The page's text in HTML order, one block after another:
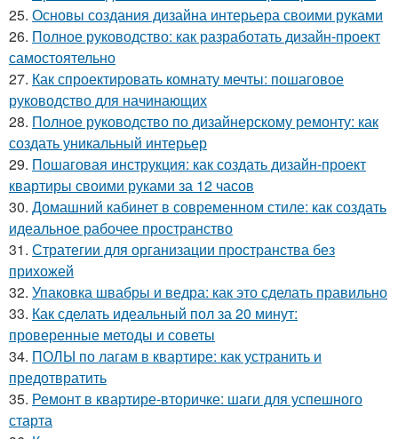
25. Основы создания дизайна интерьера своими руками
26. Полное руководство: как разработать дизайн-проект
самостоятельно
27. Как спроектировать комнату мечты: пошаговое
руководство для начинающих
28. Полное руководство по дизайнерскому ремонту: как
создать уникальный интерьер
29. Пошаговая инструкция: как создать дизайн-проект
квартиры своими руками за 12 часов
30. Домашний кабинет в современном стиле: как создать
идеальное рабочее пространство
31. Стратегии для организации пространства без
прихожей
32. Упаковка швабры и ведра: как это сделать правильно
33. Как сделать идеальный пол за 20 минут:
проверенные методы и советы
34. ПОЛЫ по лагам в квартире: как устранить и
предотвратить
35. Ремонт в квартире-вторичке: шаги для успешного
старта